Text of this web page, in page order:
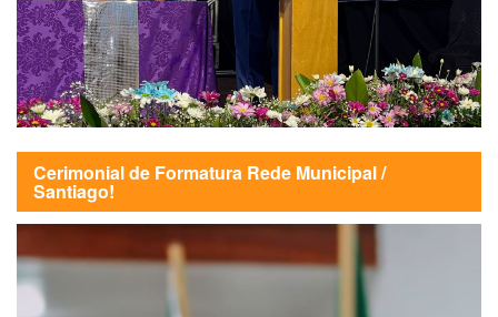
Cerimonial de Formatura Rede Municipal /
Santiago!